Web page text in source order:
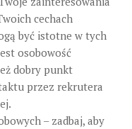
cechach
być istotne w tych
osobowość
dobry punkt
przez rekrutera
– zadbaj, aby